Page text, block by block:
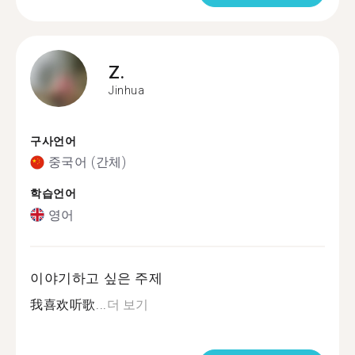
Z.
Jinhua
구사언어
중국어 (간체)
학습언어
영어
이야기하고 싶은 주제
我喜欢听歌... 더 보기